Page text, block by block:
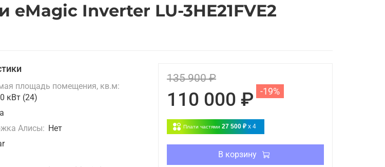
Inverter LU-3HE21FVE2
площадь помещения, кв.м:
кВт (24)
Алисы: Нет
135 900 ₽
110 000 ₽ -19%
Плати частями 27 500 ₽ x 4
В корзину